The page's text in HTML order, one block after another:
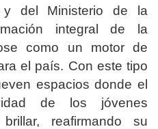
y del Ministerio de la
integral de la
como un motor de
el país. Con este tipo
espacios donde el
de los jóvenes
reafirmando su